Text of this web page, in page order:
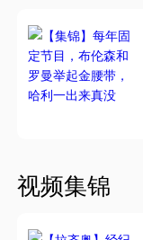
视频集锦